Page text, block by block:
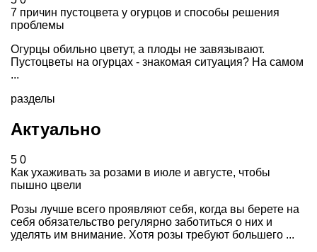
7 причин пустоцвета у огурцов и способы решения
проблемы
Огурцы обильно цветут, а плоды не завязывают.
Пустоцветы на огурцах - знакомая ситуация? На самом
...
разделы
Актуально
5 0
Как ухаживать за розами в июле и августе, чтобы
пышно цвели
Розы лучше всего проявляют себя, когда вы берете на
себя обязательство регулярно заботиться о них и
уделять им внимание. Хотя розы требуют большего ...